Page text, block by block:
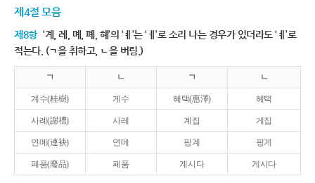
제4절 모음
제8항 ‘계, 례, 몌, 폐, 혜’의 ‘ㅖ’는 ‘ㅔ’로 소리 나는 경우가 있더라도 ‘ㅖ’로
적는다. (ㄱ을 취하고, ㄴ을 버림.)
ㄱ ㄴ ㄱ ㄴ
계수(桂樹) 게수 혜택(惠澤) 헤택
사례(謝禮) 사레 계집 게집
연몌(連袂) 연메 핑계 핑게
폐품(廢品) 페품 계시다 게시다